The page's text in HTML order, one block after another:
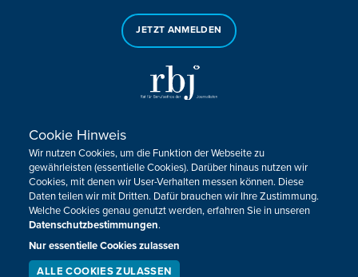
JETZT ANMELDEN
Sie haben noch Fragen oder Anmerkungen?
KONTAKTIEREN SIE UNS!
Impressum Datenschutz Kontakt
Barrierefreiheit
Cookie-Zustimmung anpassen
Design, Konzept & Programmierung:
Cookie Hinweis
Wir nutzen Cookies, um die Funktion der Webseite zu
gewährleisten (essentielle Cookies). Darüber hinaus nutzen wir
Cookies, mit denen wir User-Verhalten messen können. Diese
Daten teilen wir mit Dritten. Dafür brauchen wir Ihre Zustimmung.
Welche Cookies genau genutzt werden, erfahren Sie in unseren
Datenschutzbestimmungen.
Nur essentielle Cookies zulassen
ALLE COOKIES ZULASSEN